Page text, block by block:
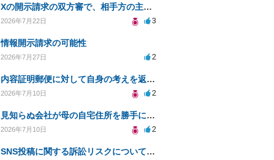
Xの開示請求の双方審で、相手方の主張が口頭ばかりで把握しきれません
2026年7月22日 3
情報開示請求の可能性
2026年7月27日 2
内容証明郵便に対して自身の考えを返答しなければなりませんか？
2026年7月10日 2
見知らぬ会社が母の自宅住所を勝手に使用、報告先と母への影響について相談
2026年7月10日 2
SNS投稿に関する訴訟リスクについての相談